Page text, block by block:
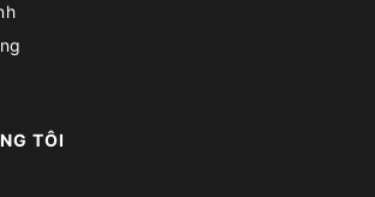
TÔI